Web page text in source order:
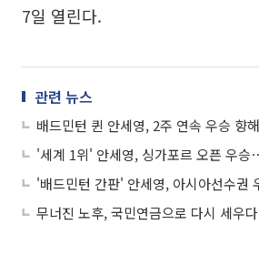
7일 열린다.
관련 뉴스
무너진 노후, 국민연금으로 다시 세우다